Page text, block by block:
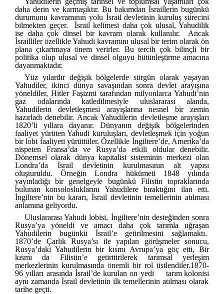
daha derin ve karmaşıktır. Bu bakımdan İsraillerin bugünkü
durumunu kavramının yolu İsrail devletinin kuruluş sürecini
bilmekten geçer. İsrail kelimesi daha çok ulusal, Yahudilik
ise daha çok dinsel bir kavram olarak kullanılır. Ancak
İsrailliler özellikle Yahudi kavramını ulusal bir terim olarak ön
plana çıkartmaya önem verirler. Bu tercih çok bilinçli bir
politika olup ulusal ve dinsel olguyu bütünleştirme amacına
dayanmaktadır.
Yüz yılardır değişik bölgelerde sürgün olarak yaşayan
Yahudiler, ikinci dünya savaşından sonra devlet arayışına
yöneldiler, Hitler Faşizmi tarafından milyonlarca Yahudi’nin
gaz odalarında katledilmesiyle uluslararası alanda,
Yahudilerin devletleşmesi arayışlarına nesnel bir zemin
hazırladı denebilir. Ancak Yahudilerin devletleşme arayışları
1820’li yıllara dayanır. Dünyanın değişik bölgelerinden
faaliyet yürüten Yahudi kuruluşları, devletleşmek için yoğun
bir lobi faaliyeti yürüttüler. Özellikle İngiltere’de, Amerika’da
nispeten Fransa’da ve Rusya’da etkili oldular denebilir.
Dönemsel olarak dünya kapitalist sisteminin merkezi olan
Londra’da İsrail devletinin kurulmasının alt yapısı
oluşturuldu. Örneğin Londra hükümeti 1848 yılında
yayınladığı bir genelgeyle bugünkü Filistin topraklarında
bulunan konsolosluklarını Yahudilere bıraktığını ilan etti.
İngiltere’nin bu kararı, İsrail devletinin temellerinin atılması
anlamına geliyordu.
Uluslararası Yahudi lobisi, İngiltere’nin desteğinden sonra
Rusya’ya yöneldi ve amacı daha çok tarımla uğraşan
Yahudilerin bugünkü İsrail’e getirilmesini sağlamaktı.
1870’de Çarlık Rusya’sı ile yapılan görüşmeler sonucu,
Rusya’daki Yahudilerin bir kısmı Avrupa’ya göç etti, Bir
kısmı da Filistin’e getirttirilerek tarımsal yerleşim
merkezlerinin kurulmasında önemli bir rol üstlendiler.1870-
96 yılları arasında İsrail’de kurulan on yedi
tarım kolonisi
aynı zamanda İsrail devletinin ilk temellerinin atılması olarak
tarihe geçti.